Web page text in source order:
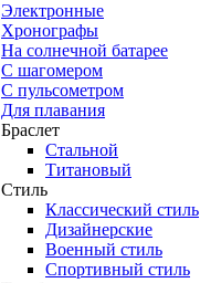
Электронные
Хронографы
На солнечной батарее
С шагомером
С пульсометром
Для плавания
Браслет
Стальной
Титановый
Стиль
Классический стиль
Дизайнерские
Военный стиль
Спортивный стиль